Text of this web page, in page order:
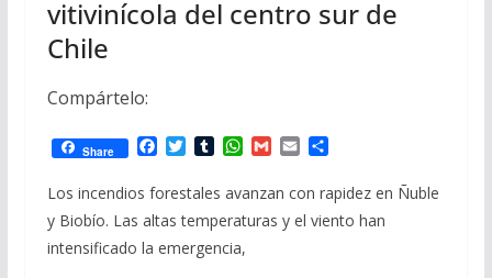
vitivinícola del centro sur de
Chile
Compártelo:
Share
F
c
e
b
o
T
i
t
t
e
T
m
b
l
r
W
a
t
s
A
G
a
i
l
E
a
i
l
C
m
p
a
Los incendios forestales avanzan con rapidez en Ñuble
y Biobío. Las altas temperaturas y el viento han
intensificado la emergencia,